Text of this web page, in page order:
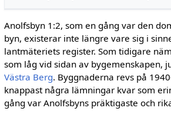
Anolfsbyn 1:2, som en gång var den
byn, existerar inte längre vare sig i
lantmäteriets register. Som tidigare
som låg vid sidan av bygemenskapen,
Västra Berg. Byggnaderna revs på
knappast några lämningar kvar som
gång var Anolfsbyns präktigaste och